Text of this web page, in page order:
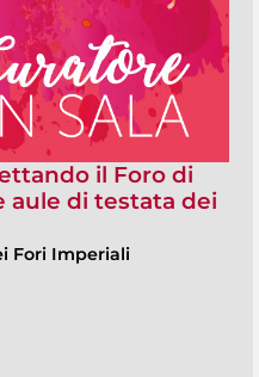
il Foro di
aule di testata dei
Fori Imperiali